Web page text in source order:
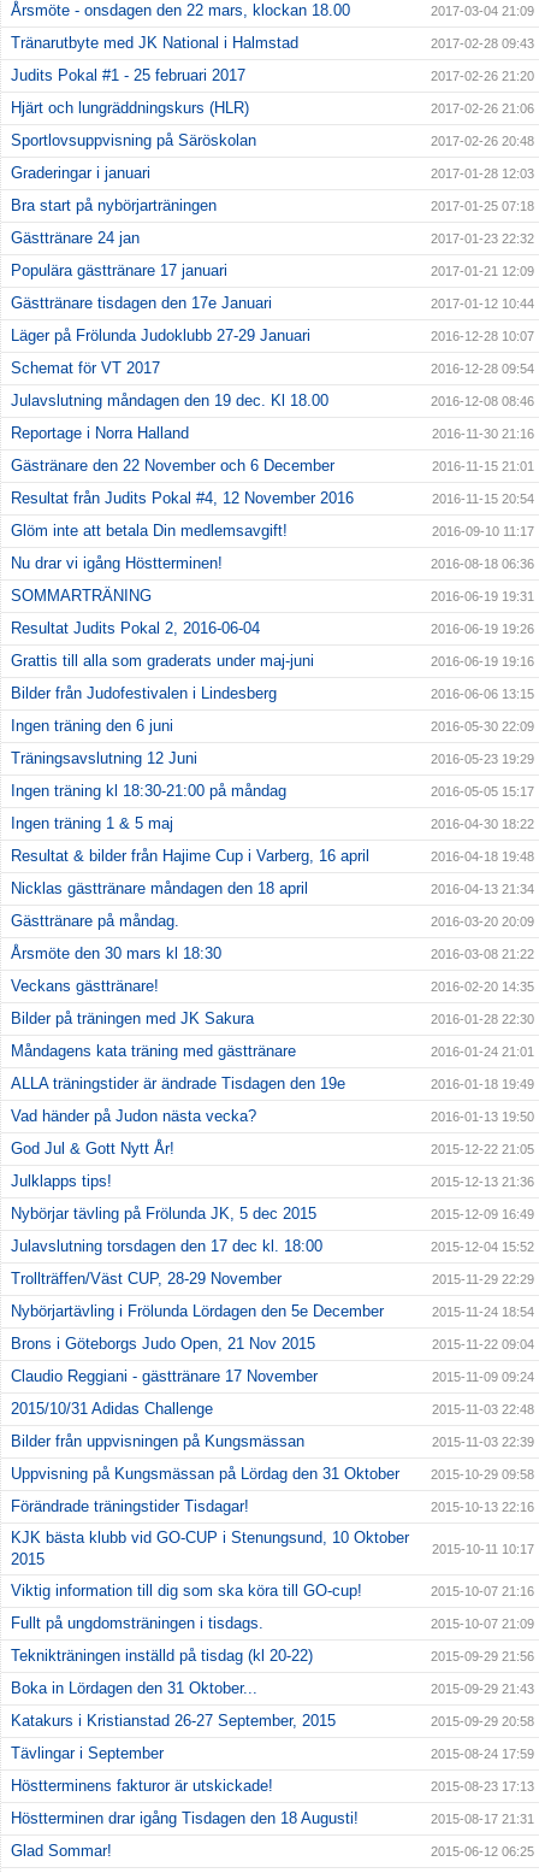
Årsmöte - onsdagen den 22 mars, klockan 18.00 2017-03-04 21:09
Tränarutbyte med JK National i Halmstad 2017-02-28 09:43
Judits Pokal #1 - 25 februari 2017 2017-02-26 21:20
Hjärt och lungräddningskurs (HLR) 2017-02-26 21:06
Sportlovsuppvisning på Säröskolan 2017-02-26 20:48
Graderingar i januari 2017-01-28 12:03
Bra start på nybörjarträningen 2017-01-25 07:18
Gästtränare 24 jan 2017-01-23 22:32
Populära gästtränare 17 januari 2017-01-21 12:09
Gästtränare tisdagen den 17e Januari 2017-01-12 10:44
Läger på Frölunda Judoklubb 27-29 Januari 2016-12-28 10:07
Schemat för VT 2017 2016-12-28 09:54
Julavslutning måndagen den 19 dec. Kl 18.00 2016-12-08 08:46
Reportage i Norra Halland 2016-11-30 21:16
Gästränare den 22 November och 6 December 2016-11-15 21:01
Resultat från Judits Pokal #4, 12 November 2016 2016-11-15 20:54
Glöm inte att betala Din medlemsavgift! 2016-09-10 11:17
Nu drar vi igång Höstterminen! 2016-08-18 06:36
SOMMARTRÄNING 2016-06-19 19:31
Resultat Judits Pokal 2, 2016-06-04 2016-06-19 19:26
Grattis till alla som graderats under maj-juni 2016-06-19 19:16
Bilder från Judofestivalen i Lindesberg 2016-06-06 13:15
Ingen träning den 6 juni 2016-05-30 22:09
Träningsavslutning 12 Juni 2016-05-23 19:29
Ingen träning kl 18:30-21:00 på måndag 2016-05-05 15:17
Ingen träning 1 & 5 maj 2016-04-30 18:22
Resultat & bilder från Hajime Cup i Varberg, 16 april 2016-04-18 19:48
Nicklas gästtränare måndagen den 18 april 2016-04-13 21:34
Gästtränare på måndag. 2016-03-20 20:09
Årsmöte den 30 mars kl 18:30 2016-03-08 21:22
Veckans gästtränare! 2016-02-20 14:35
Bilder på träningen med JK Sakura 2016-01-28 22:30
Måndagens kata träning med gästtränare 2016-01-24 21:01
ALLA träningstider är ändrade Tisdagen den 19e 2016-01-18 19:49
Vad händer på Judon nästa vecka? 2016-01-13 19:50
God Jul & Gott Nytt År! 2015-12-22 21:05
Julklapps tips! 2015-12-13 21:36
Nybörjar tävling på Frölunda JK, 5 dec 2015 2015-12-09 16:49
Julavslutning torsdagen den 17 dec kl. 18:00 2015-12-04 15:52
Trollträffen/Väst CUP, 28-29 November 2015-11-29 22:29
Nybörjartävling i Frölunda Lördagen den 5e December 2015-11-24 18:54
Brons i Göteborgs Judo Open, 21 Nov 2015 2015-11-22 09:04
Claudio Reggiani - gästtränare 17 November 2015-11-09 09:24
2015/10/31 Adidas Challenge 2015-11-03 22:48
Bilder från uppvisningen på Kungsmässan 2015-11-03 22:39
Uppvisning på Kungsmässan på Lördag den 31 Oktober 2015-10-29 09:58
Förändrade träningstider Tisdagar! 2015-10-13 22:16
KJK bästa klubb vid GO-CUP i Stenungsund, 10 Oktober
2015
2015-10-11 10:17
Viktig information till dig som ska köra till GO-cup! 2015-10-07 21:16
Fullt på ungdomsträningen i tisdags. 2015-10-07 21:09
Teknikträningen inställd på tisdag (kl 20-22) 2015-09-29 21:56
Boka in Lördagen den 31 Oktober... 2015-09-29 21:43
Katakurs i Kristianstad 26-27 September, 2015 2015-09-29 20:58
Tävlingar i September 2015-08-24 17:59
Höstterminens fakturor är utskickade! 2015-08-23 17:13
Höstterminen drar igång Tisdagen den 18 Augusti! 2015-08-17 21:31
Glad Sommar! 2015-06-12 06:25